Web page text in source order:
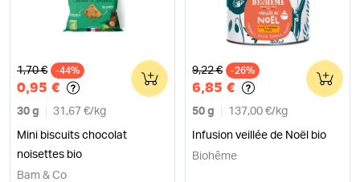
Ancien prix
1,70 € -44%
0,95 €
30 g 31,67 €/ kg
Mini biscuits chocolat
noisettes bio
0
Bam & Co
Ancien prix
9,22 € -26%
6,85 €
50 g 137,00 €/ kg
Infusion veillée de Noël bio
0
Biohême